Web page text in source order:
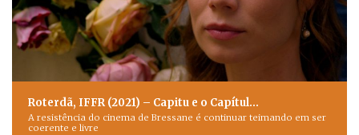
Roterdã, IFFR (2021) – Capitu e o Capítul…
A resistência do cinema de Bressane é continuar teimando em ser
coerente e livre